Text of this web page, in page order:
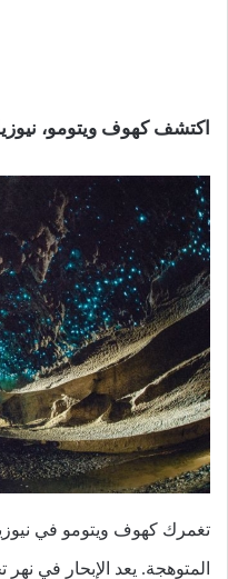
اكتشف كهوف ويتومو،
تغمرك كهوف ويتومو في
المتوهجة. يعد الإبحار في